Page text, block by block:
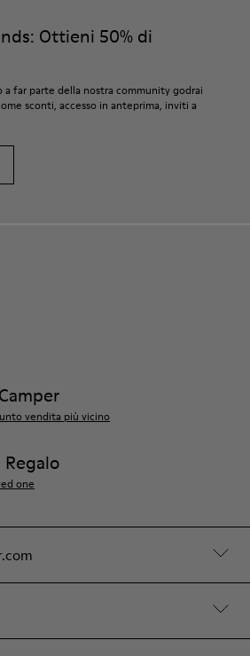
Ottieni 50% di
a far parte della nostra community godrai
sconti, accesso in anteprima, inviti a
vendita più vicino
Regalo
one